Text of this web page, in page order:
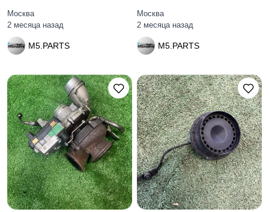
Москва
2 месяца назад
M5.PARTS
BMW 3
Москва
2 месяца назад
M5.PARTS